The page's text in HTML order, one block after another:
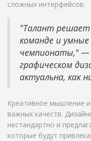
сложных интерфейсов.
"Талант
команде и
чемпионаты," —
графическом
актуальна, как
Креативное мышление
важных качеств.
нестандартно и
которые будут